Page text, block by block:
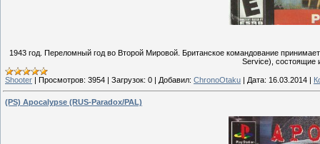
1943 год. Переломный год во Второй Мировой. Британское командование
Service), состоящие
Shooter Просмотров: 3954 Загрузок: 0 Добавил: ChronoOtaku Дата: 16.03.2014
(PS) Apocalypse (RUS-Paradox/PAL)